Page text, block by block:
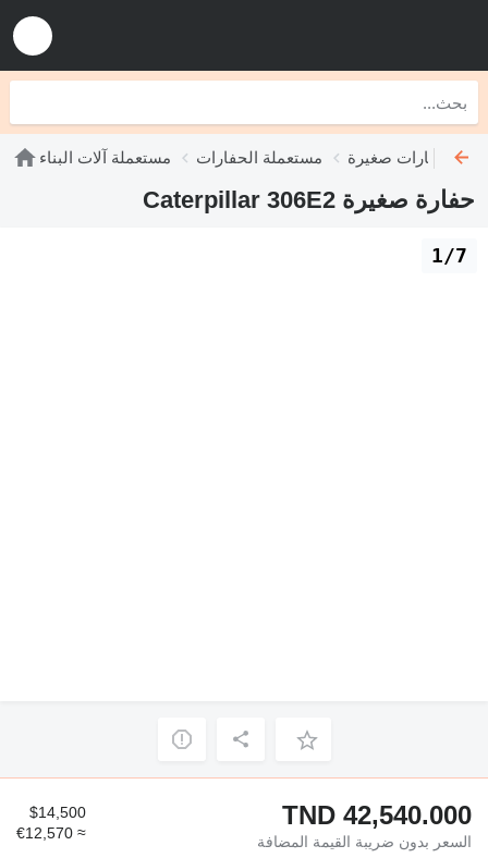
مستعملة آلات البناء مستعملة الحفارات حفارات صغيرة
حفارة صغيرة Caterpillar 306E2
1/7
TND 42,540.000
السعر بدون ضريبة القيمة المضافة
$14,500
≈ €12,570